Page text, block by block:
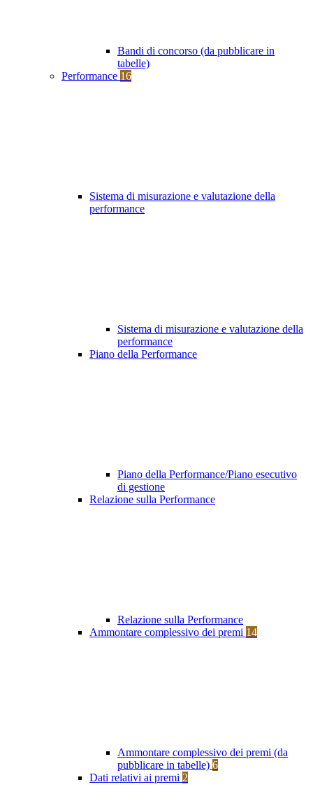
Bandi di concorso (da pubblicare in
tabelle)
Performance 16
Sistema di misurazione e valutazione della
performance
Sistema di misurazione e valutazione della
performance
Piano della Performance
Piano della Performance/Piano esecutivo
di gestione
Relazione sulla Performance
Relazione sulla Performance
Ammontare complessivo dei premi 14
Ammontare complessivo dei premi (da
pubblicare in tabelle) 6
Dati relativi ai premi 2